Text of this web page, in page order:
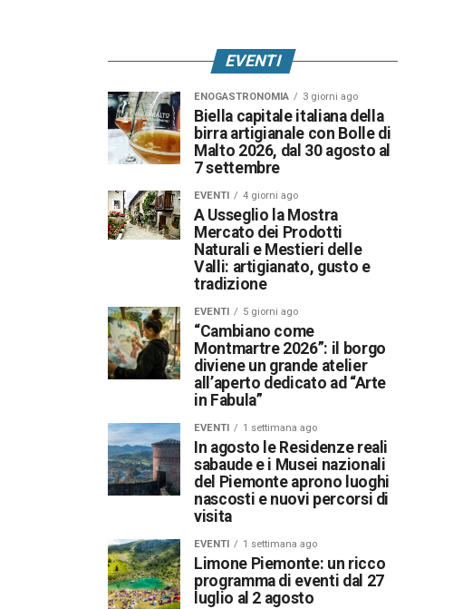
EVENTI
ENOGASTRONOMIA 3 giorni ago
Biella capitale italiana della
birra artigianale con Bolle di
Malto 2026, dal 30 agosto al
7 settembre
EVENTI 4 giorni ago
A Usseglio la Mostra
Mercato dei Prodotti
Naturali e Mestieri delle
Valli: artigianato, gusto e
tradizione
EVENTI 5 giorni ago
“Cambiano come
Montmartre 2026”: il borgo
diviene un grande atelier
all’aperto dedicato ad “Arte
in Fabula”
EVENTI 1 settimana ago
In agosto le Residenze reali
sabaude e i Musei nazionali
del Piemonte aprono luoghi
nascosti e nuovi percorsi di
visita
EVENTI 1 settimana ago
Limone Piemonte: un ricco
programma di eventi dal 27
luglio al 2 agosto